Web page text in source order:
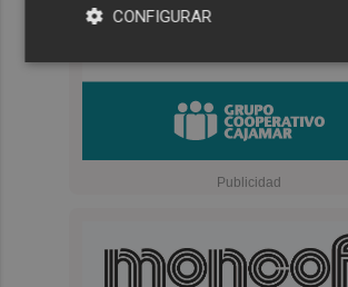
CONFIGURAR